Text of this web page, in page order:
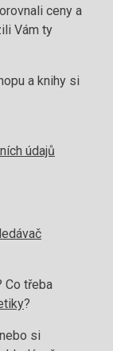
ceny a
Vám ty
a knihy si
údajů
Co třeba
?
si